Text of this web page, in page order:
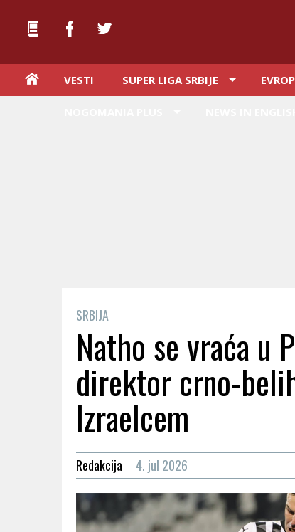
VESTI SUPER LIGA SRBIJE
SRBIJA
Natho se vraća u
direktor crno-
Izraelcem
Redakcija 4. jul 2026